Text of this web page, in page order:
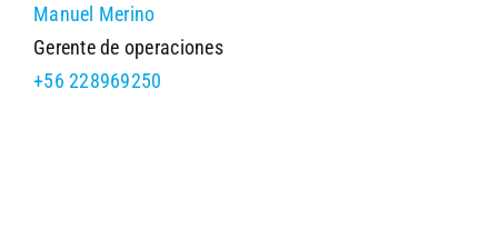
Manuel Merino
Gerente de operaciones
+56 228969250